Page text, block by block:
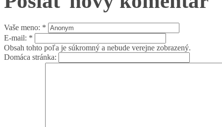
Vaše meno: *
E-mail: *
Obsah tohto poľa je súkromný a nebude verejne zobrazený.
Domáca stránka: